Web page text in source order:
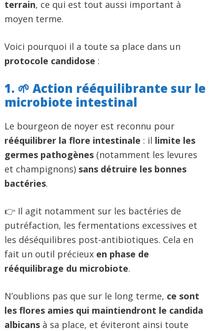
terrain, ce qui est tout aussi important à
moyen terme.
Voici pourquoi il a toute sa place dans un
protocole candidose :
1. 🌱 Action rééquilibrante sur le
microbiote intestinal
Le bourgeon de noyer est reconnu pour
rééquilibrer la flore intestinale : il limite les
germes pathogènes (notamment les levures
et champignons) sans détruire les bonnes
bactéries.
👉 Il agit notamment sur les bactéries de
putréfaction, les fermentations excessives et
les déséquilibres post-antibiotiques. Cela en
fait un outil précieux en phase de
rééquilibrage du microbiote.
N’oublions pas que sur le long terme, ce sont
les flores amies qui maintiendront le candida
albicans à sa place, et éviteront ainsi toute